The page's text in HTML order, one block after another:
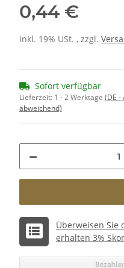
0,44 €
inkl. 19% USt. , zzgl.
Sofort verfügbar
Lieferzeit: 1 - 2 Werktage (DE -
abweichend)
Überweisen Sie
erhalten 3%